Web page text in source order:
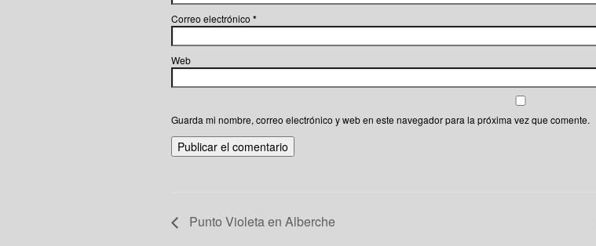
Correo electrónico *
Web
Guarda mi nombre, correo electrónico y web en este navegador para la próxima vez que comente.
Punto Violeta en Alberche